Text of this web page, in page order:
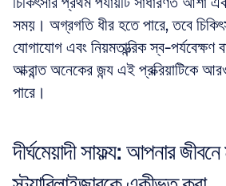
সময়। অগ্রগতি ধীর হতে পারে, তবে
যোগাযোগ এবং নিয়মতান্ত্রিক স্ব-পর্যবেক্ষণ
আক্রান্ত অনেকের জন্য এই প্রক্রিয়াটিকে
পারে।
দীর্ঘমেয়াদী সাফল্য: আপনার